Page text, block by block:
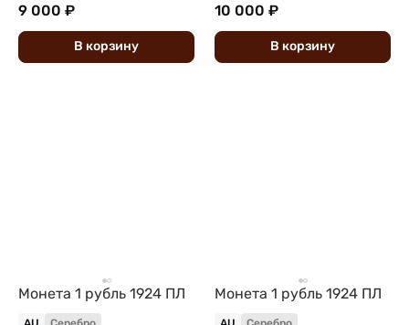
9 000 ₽
В корзину
10 000 ₽
В корзину
Монета 1 рубль 1924 ПЛ Монета 1 рубль 1924 ПЛ